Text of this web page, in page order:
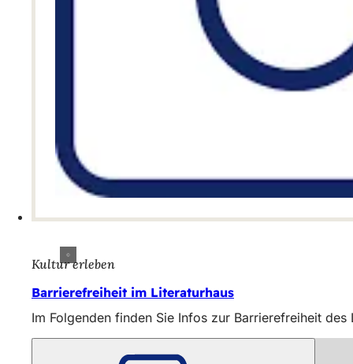
Kultur erleben
Barrierefreiheit im Literaturhaus
Im Folgenden finden Sie Infos zur Barrierefreiheit